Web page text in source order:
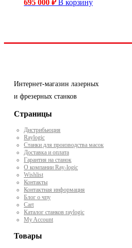
695 000 ₽ В корзину
Интернет-магазин лазерных
и фрезерных станков
Страницы
Дистрибьюция
Raylogic
Станки для производства масок
Доставка и оплата
Гарантия на станок
О компании Ray-logic
Wishlist
Контакты
Контактная информация
Блог о чпу
Cart
Каталог станков raylogic
My Account
Товары